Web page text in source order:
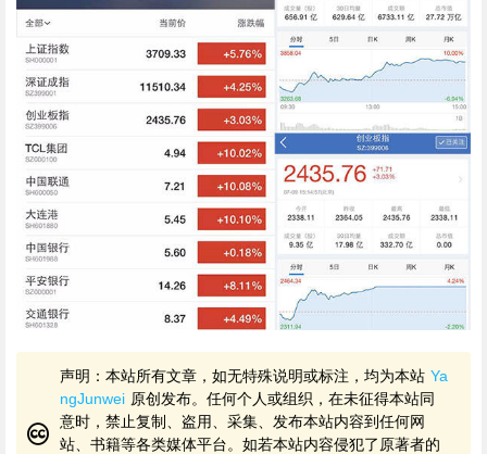
声明：本站所有文章，如无特殊说明或标注，均为本站 Ya
ngJunwei 原创发布。任何个人或组织，在未征得本站同
意时，禁止复制、盗用、采集、发布本站内容到任何网
站、书籍等各类媒体平台。如若本站内容侵犯了原著者的